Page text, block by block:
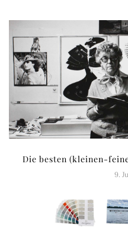
Die besten (kleinen-
9.